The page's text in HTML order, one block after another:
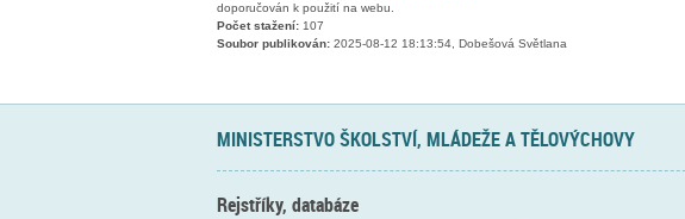
doporučován k použití na webu.
Počet stažení: 107
Soubor publikován: 2025-08-12 18:13:54, Dobešová Světlana
MINISTERSTVO ŠKOLSTVÍ, MLÁDEŽE A TĚLOVÝCHOVY
Rejstříky, databáze